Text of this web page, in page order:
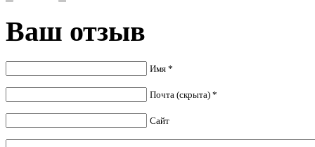
Ваш отзыв
Имя *
Почта (скрыта) *
Сайт